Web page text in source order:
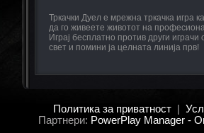
Тркачки Дуел е мрежна тркачка игра
да го живеете животот на
Играј бесплатно против други играчи
свет и помини ја целната линија прв!
Политика за приватност|
Партнери: PowerPlay Manager -